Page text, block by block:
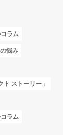
ラム
悩み
ストーリー」
ラム